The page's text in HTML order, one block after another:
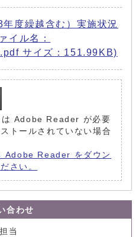
度繰越含む）実施状況
イル名：
サイズ：151.99KB)
は Adobe Reader が必要
トールされていない場合
Adobe Reader をダウン
さい。
合わせ
当